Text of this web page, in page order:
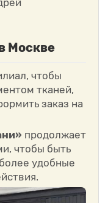
Москве
чтобы
тканей,
заказ на
продолжает
чтобы быть
удобные